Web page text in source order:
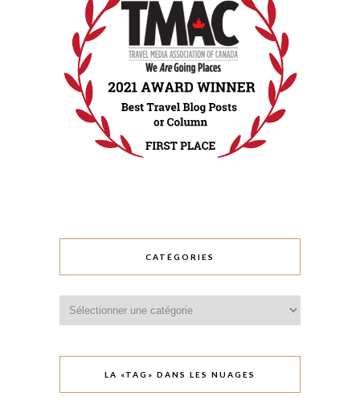
CATÉGORIES
LA «TAG» DANS LES NUAGES